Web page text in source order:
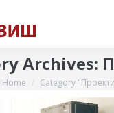
Archives:
You are here:
Home Category